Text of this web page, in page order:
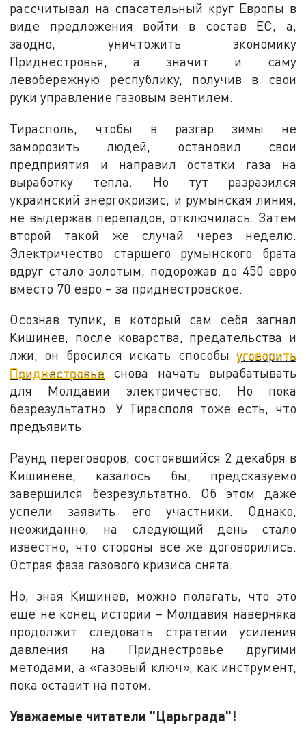
рассчитывал на спасательный круг Европы в
виде предложения войти в состав ЕС, а,
заодно, уничтожить экономику
Приднестровья, а значит и саму
левобережную республику, получив в свои
руки управление газовым вентилем.
Тирасполь, чтобы в разгар зимы не
заморозить людей, остановил свои
предприятия и направил остатки газа на
выработку тепла. Но тут разразился
украинский энергокризис, и румынская линия,
не выдержав перепадов, отключилась. Затем
второй такой же случай через неделю.
Электричество старшего румынского брата
вдруг стало золотым, подорожав до 450 евро
вместо 70 евро – за приднестровское.
Осознав тупик, в который сам себя загнал
Кишинев, после коварства, предательства и
лжи, он бросился искать способы уговорить
Приднестровье снова начать вырабатывать
для Молдавии электричество. Но пока
безрезультатно. У Тирасполя тоже есть, что
предъявить.
Раунд переговоров, состоявшийся 2 декабря в
Кишиневе, казалось бы, предсказуемо
завершился безрезультатно. Об этом даже
успели заявить его участники. Однако,
неожиданно, на следующий день стало
известно, что стороны все же договорились.
Острая фаза газового кризиса снята.
Но, зная Кишинев, можно полагать, что это
еще не конец истории – Молдавия наверняка
продолжит следовать стратегии усиления
давления на Приднестровье другими
методами, а «газовый ключ», как инструмент,
пока оставит на потом.
Уважаемые читатели "Царьграда"!